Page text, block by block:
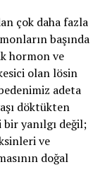
çok daha fazla
başında
hormon ve
olan lösin
adeta
döktükten
yanılgı değil;
ve
doğal